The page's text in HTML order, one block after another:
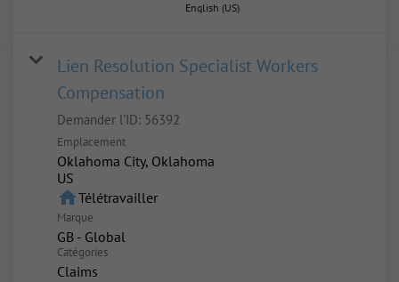
English (US)
Lien Resolution Specialist Workers
Compensation
Demander l'ID: 56392
Emplacement
Oklahoma City, Oklahoma
homeTélétravailler
Marque
GB - Global
Catégories
Claims